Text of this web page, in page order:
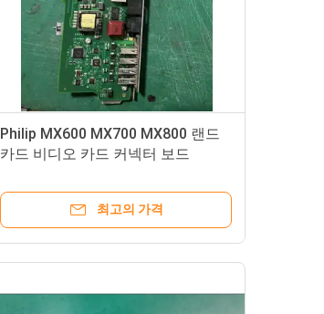
Philip MX600 MX700 MX800 랜드
카드 비디오 카드 커넥터 보드
최고의 가격